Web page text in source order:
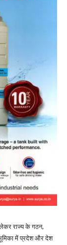
राज्य के गठन,
में प्रदेश और देश